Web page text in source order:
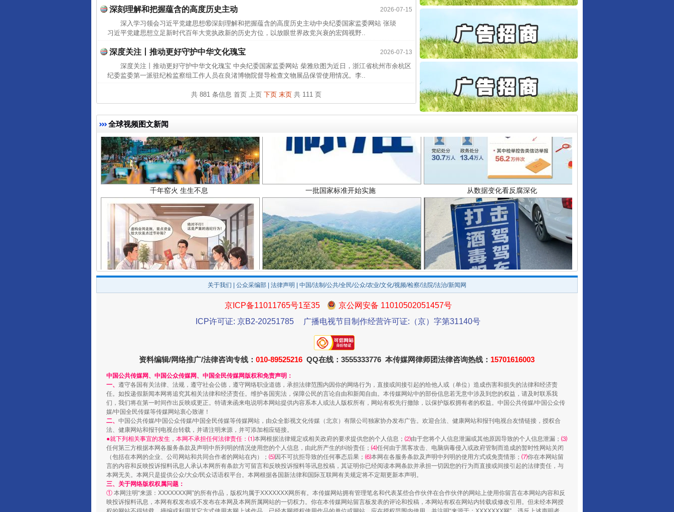
2026-07-15
深刻理解和把握蕴含的高度历史主动
深入学习领会习近平党建思想⑯深刻理解和把握蕴含的高度历史主动中央纪委国家监委网站 张琰
习近平党建思想立足新时代百年大党执政新的历史方位，以放眼世界政党兴衰的宏阔视野..
2026-07-13
深度关注丨推动更好守护中华文化瑰宝
深度关注丨推动更好守护中华文化瑰宝 中央纪委国家监委网站 柴雅欣图为近日，浙江省杭州市余杭区
纪委监委第一派驻纪检监察组工作人员在良渚博物院督导检查文物展品保管使用情况。李..
共 881 条信息 首页 上页 下页 末页 共 111 页
事故致5死1伤，四川省安委会挂..
近期涉私家车群死群伤事故多发..
半生相守，一别两宽：这场老年..
一纸欠条伤亲情 巡回调解促和..
杨天誉，不得录用为公务员
传销头目出狱后办书院暴力管教..
四川省公安厅征集新型黑恶违法..
中国发起首例对外贸易国家安全..
官方通报西安赛格商场坠亡事件
最高检抗诉的疑难复杂刑事案件
事故致5死1伤，四川省安委会挂..
全球视频图文新闻
东山县通报“牛蛙产品抗生素超标问题”
千年窑火 生生不息 一批国家标准开始实施 从数据变化看反腐深化
揭开“小金库”的免责幌子 以产业富民促振兴 酒驾未被当场查获能处罚吗
受贿1.44亿！段成刚被判无期
关于我们 公众采编部 法律声明 | 中国/法制/公共/全民/公众/农业/文化/视频/检察/法院/法治/新闻网
京ICP备11011765号1至35
京公网安备 11010502051457号
ICP许可证: 京B2-20251785
广播电视节目制作经营许可证:（京）字第31140号
资料编辑/网络推广/法律咨询专线： 010-89525216 QQ在线：3555333776 本传媒网律师团法律咨询热线： 15701616003
中国公共传媒网、中国公众传媒网、中国全民传媒网版权和免责声明：
一、 遵守各国有关法律、法规，遵守社会公德，遵守网络职业道德，承担法律范围内因你的网络行为，直接或间接引起的给他人或（单位）造成伤害和损失的法律和经济责
任。如投递假新闻本网将追究其相关法律和经济责任。维护各国宪法，保障公民的言论自由和新闻自由。本传媒网站中的部份信息若无意中涉及到您的权益，请及时联系我
们，我们将在第一时间作出反映或更正。特请来函来电说明本网站提供内容系本人或法人版权所有，网站有权先行撤除，以保护版权拥有者的权益。中国公共传媒/中国公众传
媒/中国全民传媒等传媒网站衷心致谢！
二、 中国公共传媒/中国公众传媒/中国全民传媒等传媒网站，由众全影视文化传媒（北京）有限公司独家协办发布广告。欢迎合法、健康网站和报刊电视台友情链接，授权合
法、健康网站和报刊电视台转载，并请注明来源，并可添加相应链接。
●就下列相关事宜的发生，本网不承担任何法律责任：⑴本网根据法律规定或相关政府的要求提供您的个人信息； ⑵由于您将个人信息泄漏或其他原因导致的个人信息泄漏； ⑶
任何第三方根据本网各服务条款及声明中所列明的情况使用您的个人信息，由此所产生的纠纷责任； ⑷任何由于黑客攻击、电脑病毒侵入或政府管制而造成的暂时性网站关闭
（包括在本网的企业、公司网站和共同合作者的网站在内）； ⑸因不可抗拒导致的任何事态后果； ⑹本网在各服务条款及声明中列明的使用方式或免责情形； ⑺你在本网站留
言的内容和反映投诉报料讯息人承认本网所有条款方可留言和反映投诉报料等讯息投稿，其证明你已经阅读本网条款并承担一切因您的行为而直接或间接引起的法律责任，与
本网无关。本网只是提供公众/大众/民众话语权平台。本网根据各国新法律和国际互联网有关规定将不定期更新本声明。
三、关于网络版权权属问题：
① 本网注明“来源：XXXXXXX网”的所有作品，版权均属于XXXXXXX网所有。本传媒网站拥有管理笔名和代表某些合作伙伴在合作伙伴的网站上使用你留言在本网站内容和反
映投诉报料讯息，本网有权发布或不发布在本网及本网所属网站的一切权力。你在本传媒网站留言板发表的评论和投稿，本网站有权在网站内转载或修改引用。但未经本网授